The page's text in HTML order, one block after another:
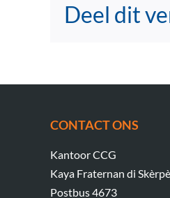
Deel dit
CONTACT ONS
Kantoor CCG
Kaya Fraternan di
Postbus 4673